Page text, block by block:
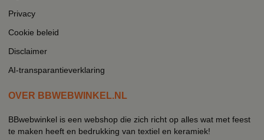
Privacy
Cookie beleid
Disclaimer
AI-transparantieverklaring
OVER BBWEBWINKEL.NL
BBwebwinkel is een webshop die zich richt op alles wat met feest
te maken heeft en bedrukking van textiel en keramiek!